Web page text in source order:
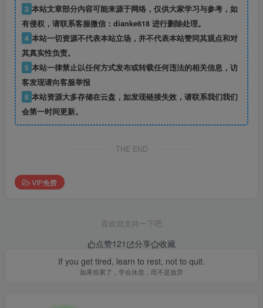
3 本站文章部分内容可能来源于网络，仅供大家学习与参考，如
有侵权，请联系客服微信：dianke618 进行删除处理。
4 本站一切资源不代表本站立场，并不代表本站赞同其观点和对
其真实性负责。
5 本站一律禁止以任何方式发布或转载任何违法的相关信息，访
客发现请向客服举报
6 本站资源大多存储在云盘，如发现链接失效，请联系我们我们
会第一时间更新。
THE END
VIP免费
喜欢就支持一下吧
点赞121 分享
收藏
If you get tired, learn to rest, not to quit.
如果你累了，学会休息，而不是放弃